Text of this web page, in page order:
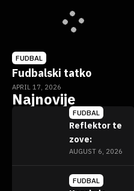
FUDBAL
Fudbalski tatko
APRIL 17, 2026
Najnovije
FUDBAL
Reflektor te
zove:
AUGUST 6, 2026
FUDBAL